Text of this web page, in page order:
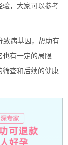
验，大家可以参考
致病基因，帮助有
也有一定的局限
筛查和后续的健康